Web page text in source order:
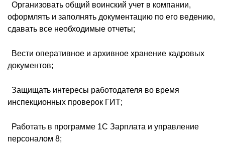
 Организовать общий воинский учет в компании,
оформлять и заполнять документацию по его ведению,
сдавать все необходимые отчеты;
 Вести оперативное и архивное хранение кадровых
документов;
 Защищать интересы работодателя во время
инспекционных проверок ГИТ;
 Работать в программе 1С Зарплата и управление
персоналом 8;